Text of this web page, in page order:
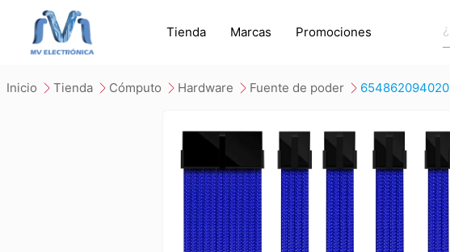
Tienda Marcas Promociones
inicio tienda cómputo hardware fuente de poder 654862094020